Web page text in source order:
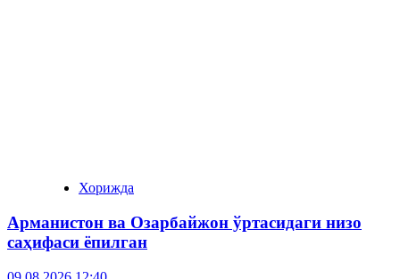
Хорижда
Арманистон ва Озарбайжон ўртасидаги низо
саҳифаси ёпилган